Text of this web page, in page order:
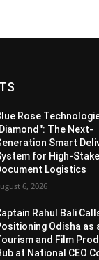
Rose
The Next-
Smart
for High-
Logistics
6, 2026
Rahul Bali
Odisha as
and Film
at National CEO